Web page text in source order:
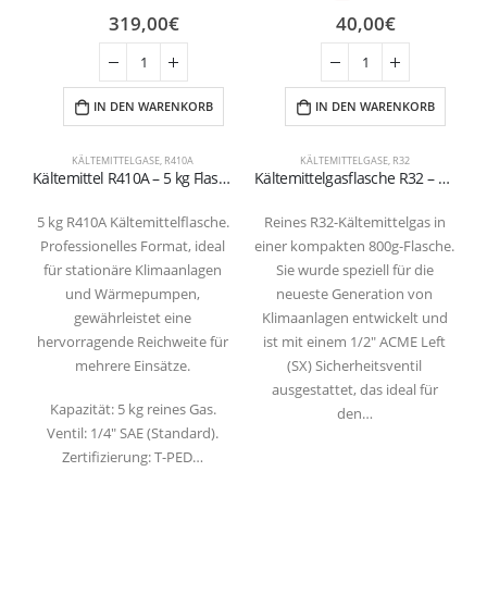
KÄLTEMITTELGASE, R410A
Kältemittel R410A – 5 kg Flasche (1/4″ SAE Ventil – T-PED zertifiziert)
5 kg R410A Kältemittelflasche.
Professionelles Format, ideal
für stationäre Klimaanlagen
und Wärmepumpen,
gewährleistet eine
hervorragende Reichweite für
mehrere Einsätze.
Kapazität: 5 kg reines Gas.
Ventil: 1/4″ SAE (Standard).
Zertifizierung: T-PED…
319,00€
IN DEN WARENKORB
KÄLTEMITTELGASE, R32
Kältemittelgasflasche R32 – 800g (1/2″ Ventil ACME SX)
Reines R32-Kältemittelgas in
einer kompakten 800g-Flasche.
Sie wurde speziell für die
neueste Generation von
Klimaanlagen entwickelt und
ist mit einem 1/2″ ACME Left
(SX) Sicherheitsventil
ausgestattet, das ideal für
den…
40,00€
IN DEN WARENKORB